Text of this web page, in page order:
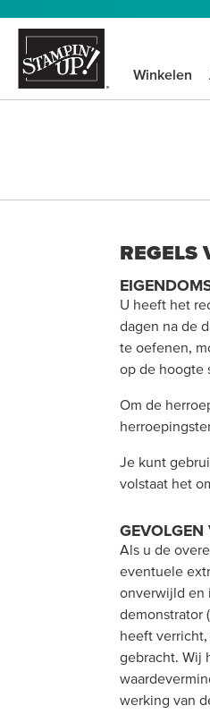
Winkelen
REGELS
U heeft het
dagen na de
te oefenen,
op de hoogte
Om de
Je kunt
volstaat het
Als u de
eventuele
onverwijld en
demonstrator
heeft
gebracht. Wij
werking van